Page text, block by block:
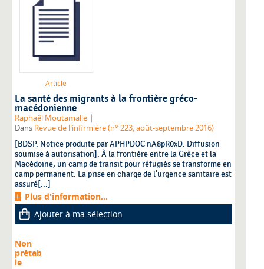
Article
La santé des migrants à la frontière gréco-
macédonienne
Raphaël Moutamalle |
Dans Revue de l'infirmière (n° 223, août-septembre 2016)
[BDSP. Notice produite par APHPDOC nA8pR0xD. Diffusion
soumise à autorisation]. À la frontière entre la Grèce et la
Macédoine, un camp de transit pour réfugiés se transforme en
camp permanent. La prise en charge de l'urgence sanitaire est
assuré[...]
Plus d'information...
Ajouter à ma sélection
Non
prêtab
le